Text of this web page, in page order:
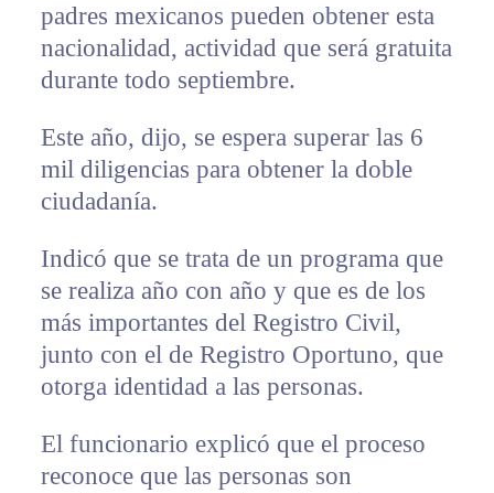
padres mexicanos pueden obtener esta
nacionalidad, actividad que será gratuita
durante todo septiembre.
Este año, dijo, se espera superar las 6
mil diligencias para obtener la doble
ciudadanía.
Indicó que se trata de un programa que
se realiza año con año y que es de los
más importantes del Registro Civil,
junto con el de Registro Oportuno, que
otorga identidad a las personas.
El funcionario explicó que el proceso
reconoce que las personas son